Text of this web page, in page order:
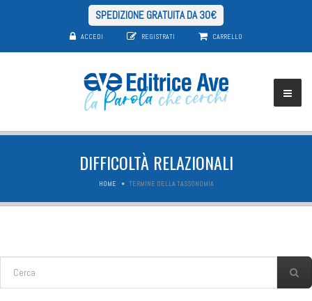
SPEDIZIONE GRATUITA DA 30€
ACCEDI REGISTRATI CARRELLO
DIFFICOLTÀ RELAZIONALI
HOME TERMINE DELLA TASSONOMIA
FORM DI RICERCA